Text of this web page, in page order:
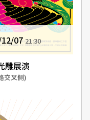
07 21:30
雕展演
交叉側)